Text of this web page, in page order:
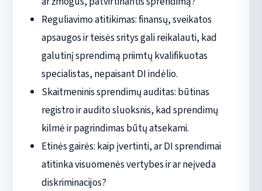
Reguliavimo atitikimas: finansų, sveikatos
apsaugos ir teisės sritys gali reikalauti, kad
galutinį sprendimą priimtų kvalifikuotas
specialistas, nepaisant DI indėlio.
Skaitmeninis sprendimų auditas: būtinas
registro ir audito sluoksnis, kad sprendimų
kilmė ir pagrindimas būtų atsekami.
Etinės gairės: kaip įvertinti, ar DI sprendimai
atitinka visuomenės vertybes ir ar neįveda
diskriminacijos?